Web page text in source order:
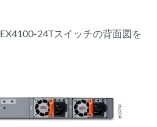
24Tスイッチの背面図を